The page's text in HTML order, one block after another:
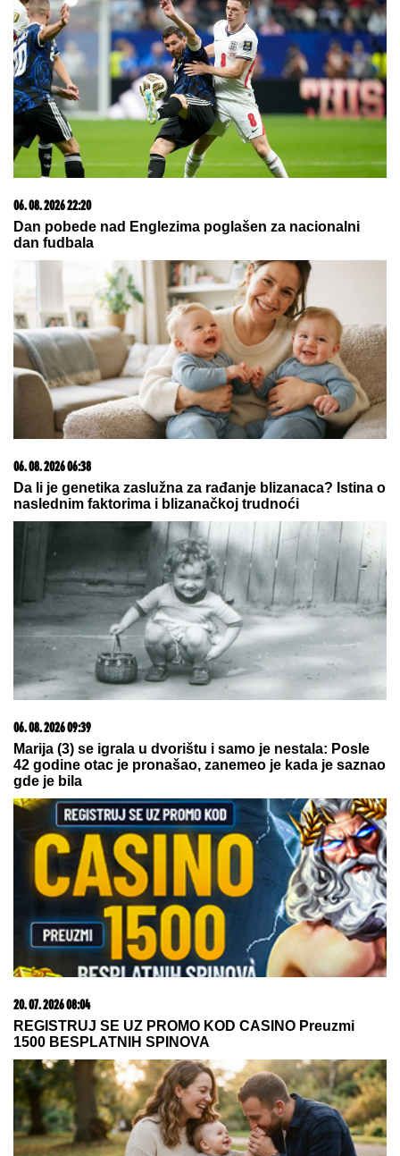
blistavu karijeru, a onda joj se gubi
svaki trag
"Voleo bih da me tamo lavica
sprovede!" Aneli Ahmić beži od
Filipa Đukića kao đavo od krsta, a on
joj javno upućuje pozive
POMIRENJE LETA!Miljana i Zola zajedno na
odmoru posle SVAĐA I SUZA: Evo kako se ponašaju
pred svima u baru! (VIDEO)
Čuveni Švajcarac letuje na Jadranu:
Federer se odmara u komšiluku
POLA FUDBAL, POLA VAR!
Neverovatan meč Partizana i Tobola
by Aklamator
06. 08. 2026 22:20
Dan pobede nad Englezima poglašen za nacionalni
dan fudbala
06. 08. 2026 06:38
Da li je genetika zaslužna za rađanje blizanaca? Istina o
naslednim faktorima i blizanačkoj trudnoći